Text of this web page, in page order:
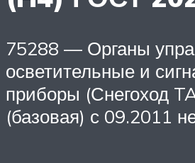
75288 — Органы
осветительные и
приборы (Снегоход
(базовая) с 09.2011